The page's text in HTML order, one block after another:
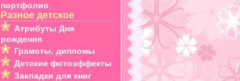
портфолио
Разное детское
Атрибуты Дня
рождения
Грамоты, дипломы
Детские фотоэффекты
Закладки для книг